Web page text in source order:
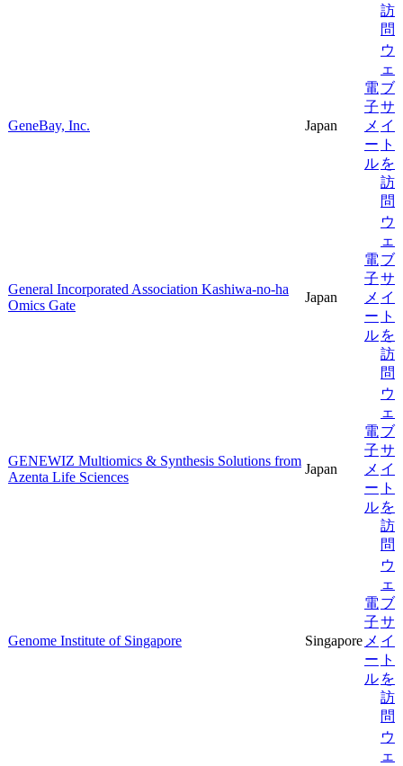
訪
問
GeneBay, Inc. Japan
電
子
メ
ー
ル
ウ
ェ
ブ
サ
イ
ト
を
訪
問
General Incorporated Association Kashiwa-no-ha
Omics Gate
Japan
電
子
メ
ー
ル
ウ
ェ
ブ
サ
イ
ト
を
訪
問
GENEWIZ Multiomics & Synthesis Solutions from
Azenta Life Sciences
Japan
電
子
メ
ー
ル
ウ
ェ
ブ
サ
イ
ト
を
訪
問
Genome Institute of Singapore Singapore
電
子
メ
ー
ル
ウ
ェ
ブ
サ
イ
ト
を
訪
問
ウ
ェ